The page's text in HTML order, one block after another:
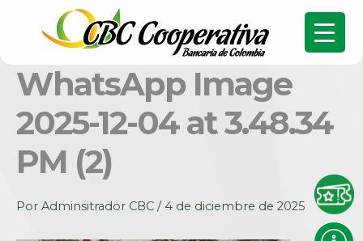
WhatsApp Image
2025-12-04 at 3.48.34
PM (2)
Por Adminsitrador CBC / 4 de diciembre de 2025